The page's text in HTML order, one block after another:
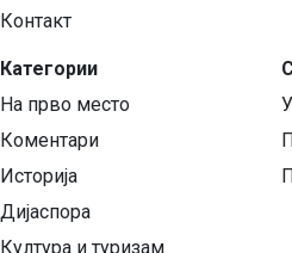
Контакт
Категории
На прво место
Коментари
Историја
Дијаспора
Култура и туризам